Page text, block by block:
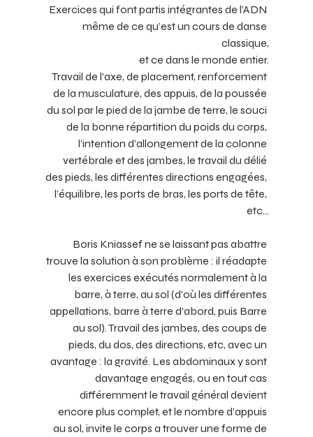
Exercices qui font partis intégrantes de l’ADN
même de ce qu’est un cours de danse
classique,
et ce dans le monde entier.
Travail de l’axe, de placement, renforcement
de la musculature, des appuis, de la poussée
du sol par le pied de la jambe de terre, le souci
de la bonne répartition du poids du corps,
l’intention d’allongement de la colonne
vertébrale et des jambes, le travail du délié
des pieds, les différentes directions engagées,
l’équilibre, les ports de bras, les ports de tête,
etc…
Boris Kniassef ne se laissant pas abattre
trouve la solution à son problème : il réadapte
les exercices exécutés normalement à la
barre, à terre, au sol (d’où les différentes
appellations, barre à terre d’abord, puis Barre
au sol). Travail des jambes, des coups de
pieds, du dos, des directions, etc, avec un
avantage : la gravité. Les abdominaux y sont
davantage engagés, ou en tout cas
différemment le travail général devient
encore plus complet, et le nombre d’appuis
au sol, invite le corps a trouver une forme de